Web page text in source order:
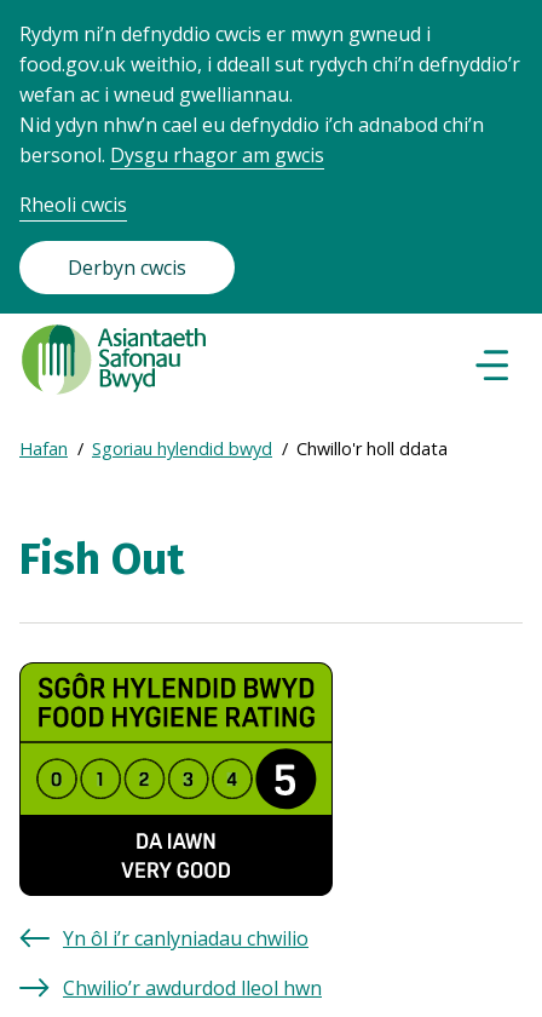
Rydym ni’n defnyddio cwcis er mwyn gwneud i
food.gov.uk weithio, i ddeall sut rydych chi’n defnyddio’r
wefan ac i wneud gwelliannau.
Nid ydyn nhw’n cael eu defnyddio i’ch adnabod chi’n
bersonol. Dysgu rhagor am gwcis
Rheoli cwcis
Derbyn cwcis
Food
Standards
Agency
Frontpage
Breadcrumb
Expand
breadcrumb
Hafan Sgoriau hylendid bwyd Chwillo'r holl ddata
Fish Out
Yn ôl i’r canlyniadau chwilio
Chwilio’r awdurdod lleol hwn